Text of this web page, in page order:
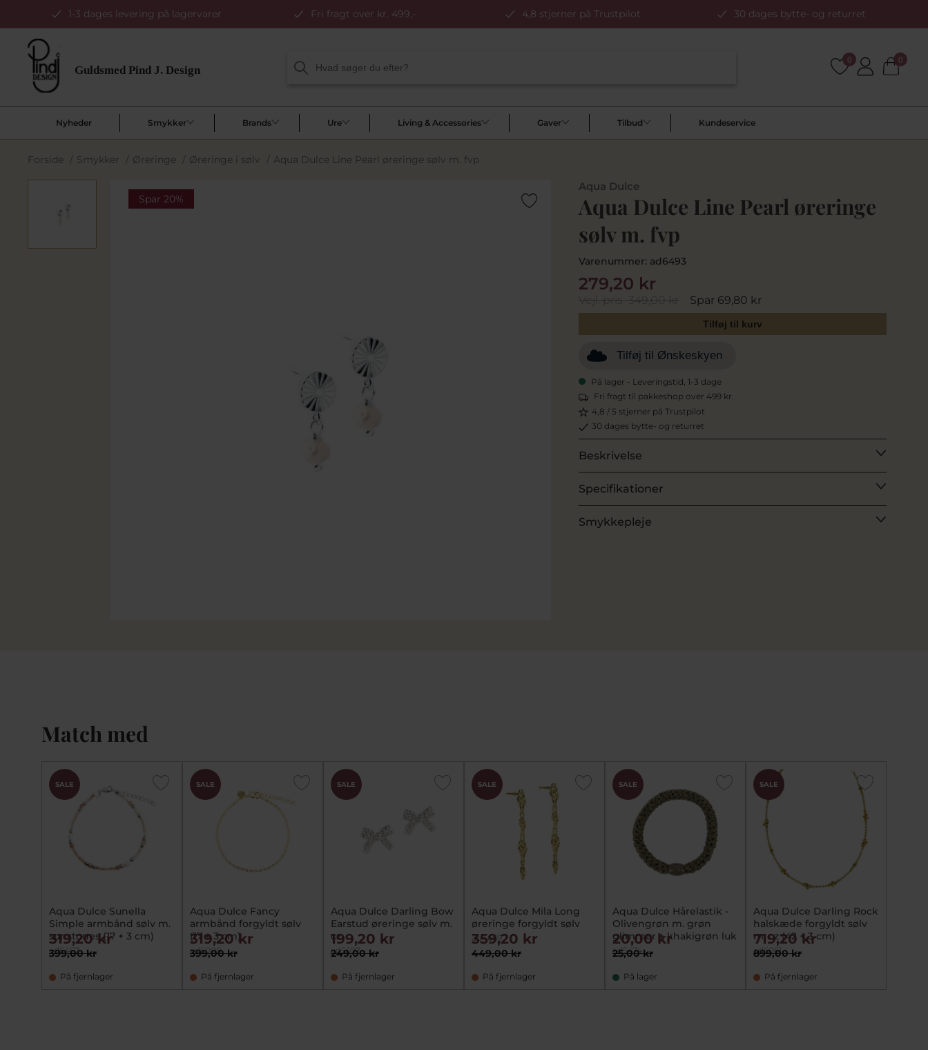
1-3 dages levering på lagervarer Fri fragt over kr. 499,- 4,8 stjerner på Trustpilot 30 dages bytte- og returret
0 0
Nyheder Smykker Brands Ure Living & Accessories Gaver Tilbud Kundeservice
Forside / Smykker / Øreringe / Øreringe i sølv / Aqua Dulce Line Pearl øreringe sølv m. fvp
Spar 20%
Aqua Dulce
Aqua Dulce Line Pearl øreringe
sølv m. fvp
Varenummer: ad6493
Vejl. pris349,00 kr Spar 69,80 kr
279,20 kr
Tilføj til kurv
Tilføj til Ønskeskyen
På lager - Leveringstid, 1-3 dage
Fri fragt til pakkeshop over 499 kr.
4,8 / 5 stjerner på Trustpilot
30 dages bytte- og returret
Beskrivelse
Specifikationer
Smykkepleje
Match med
SALE
Aqua Dulce Sunella
Simple armbånd sølv m.
sunstones (17 + 3 cm)
ad6467
399,00 kr
319,20 kr
På fjernlager
SALE
Aqua Dulce Fancy
armbånd forgyldt sølv
(17 + 3 cm)
ad6008
399,00 kr
319,20 kr
På fjernlager
SALE
Aqua Dulce Darling Bow
Earstud øreringe sølv m.
cz
ad5697
249,00 kr
199,20 kr
På fjernlager
SALE
Aqua Dulce Mila Long
øreringe forgyldt sølv
ad4669
449,00 kr
359,20 kr
På fjernlager
SALE
Aqua Dulce Hårelastik -
Olivengrøn m. grøn
glimmer + khakigrøn luk
ad5474
25,00 kr
20,00 kr
På lager
SALE
Aqua Dulce Darling Rock
halskæde forgyldt sølv
m. cz (42 + 3 cm)
ad6061
899,00 kr
719,20 kr
På fjernlager